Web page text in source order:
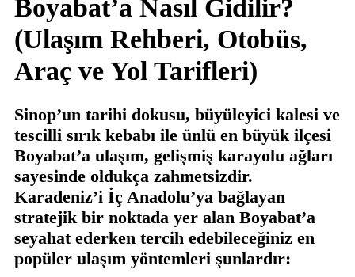
Boyabat’a Nasıl Gidilir?
(Ulaşım Rehberi, Otobüs,
Araç ve Yol Tarifleri)
Sinop’un tarihi dokusu, büyüleyici kalesi ve
tescilli sırık kebabı ile ünlü en büyük ilçesi
Boyabat’a ulaşım, gelişmiş karayolu ağları
sayesinde oldukça zahmetsizdir.
Karadeniz’i İç Anadolu’ya bağlayan
stratejik bir noktada yer alan Boyabat’a
seyahat ederken tercih edebileceğiniz en
popüler ulaşım yöntemleri şunlardır: